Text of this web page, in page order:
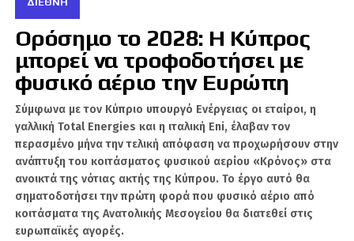
Άγκυρα να επενδύει σε σκληρή ρητορική για
τη Γάζα και την Ιερουσαλήμ, ενώ το Τελ Αβίβ
απαντά πλέον ευθέως στο ιδεολογικό
υπόβαθρο του τουρκικού νεοοθωμανισμού.
Το μήνυμα Κατς δεν ήταν απλώς διπλωματική
απάντηση. Ήταν σαφής υπενθύμιση προς την
Τουρκία ότι οι αυτοκρατορικές φαντασιώσεις
του παρελθόντος δεν μπορούν να
μετατραπούν σε πολιτικό σχέδιο του
παρόντος, ειδικά όταν αφορούν την
Ιερουσαλήμ και την ασφάλεια του Ισραήλ.
Ορόσημο το 2028: Η Κύπρος
μπορεί να τροφοδοτήσει με
φυσικό αέριο την Ευρώπη
Σύμφωνα με τον Κύπριο υπουργό Ενέργειας οι εταίροι, η
γαλλική Total Energies και η ιταλική Eni, έλαβαν τον
περασμένο μήνα την τελική απόφαση να προχωρήσουν στην
ανάπτυξη του κοιτάσματος φυσικού αερίου «Κρόνος» στα
ανοικτά της νότιας ακτής της Κύπρου. Το έργο αυτό θα
σηματοδοτήσει την πρώτη φορά που φυσικό αέριο από
κοιτάσματα της Ανατολικής Μεσογείου θα διατεθεί στις
ευρωπαϊκές αγορές.